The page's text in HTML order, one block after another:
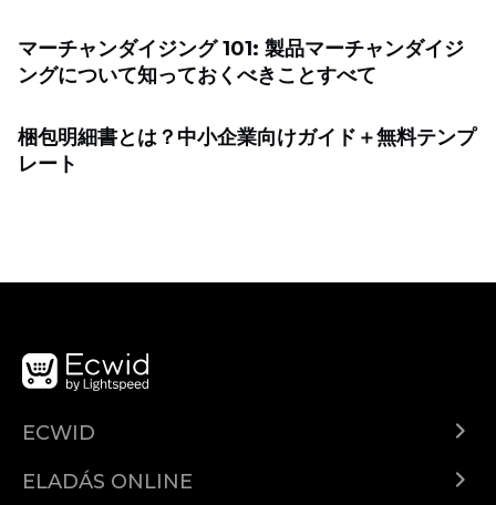
マーチャンダイジング 101: 製品マーチャンダイジ
ングについて知っておくべきことすべて
梱包明細書とは？中小企業向けガイド＋無料テンプ
レート
ECWID
Árkalkuláció
ELADÁS ONLINE